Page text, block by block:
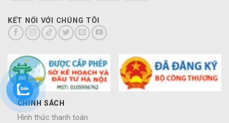
KẾT NỐI VỚI CHÚNG TÔI
CHÍNH SÁCH
Hình thức thanh toán